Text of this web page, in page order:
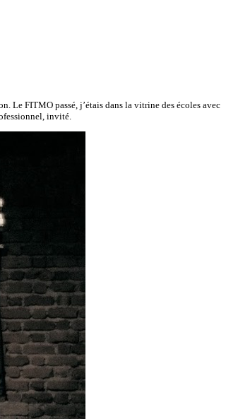
Le FITMO passé, j’étais dans la vitrine des écoles avec
invité.